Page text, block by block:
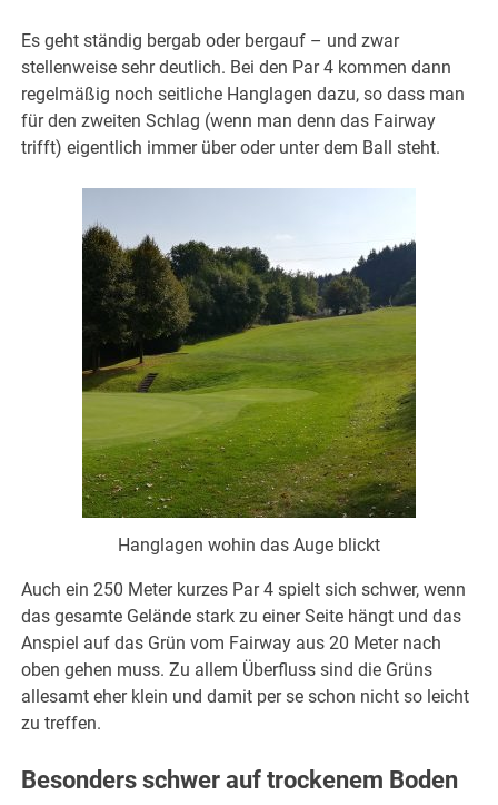
Es geht ständig bergab oder bergauf – und zwar
stellenweise sehr deutlich. Bei den Par 4 kommen dann
regelmäßig noch seitliche Hanglagen dazu, so dass man
für den zweiten Schlag (wenn man denn das Fairway
trifft) eigentlich immer über oder unter dem Ball steht.
Hanglagen wohin das Auge blickt
Auch ein 250 Meter kurzes Par 4 spielt sich schwer, wenn
das gesamte Gelände stark zu einer Seite hängt und das
Anspiel auf das Grün vom Fairway aus 20 Meter nach
oben gehen muss. Zu allem Überfluss sind die Grüns
allesamt eher klein und damit per se schon nicht so leicht
zu treffen.
Besonders schwer auf trockenem Boden